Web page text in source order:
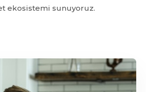
ekosistemi sunuyoruz.